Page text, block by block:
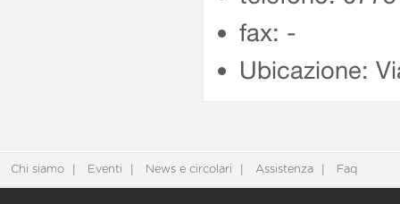
fax: -
Ubicazione:
Chi siamo Eventi News e circolari Assistenza Faq